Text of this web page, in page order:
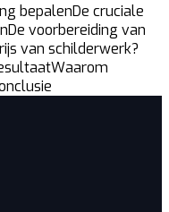
bepalenDe cruciale
De voorbereiding van
van schilderwerk?
Waarom